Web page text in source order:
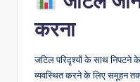
करना
जटिल परिदृश्यों के साथ निपटने
व्यवस्थित करने के लिए समूहन